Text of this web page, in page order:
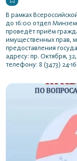
В рамках
до 16:00 отдел
проведёт приём
имущественных прав,
предоставления
адресу: пр. Октября,
телефону: 8 (3473) 24-